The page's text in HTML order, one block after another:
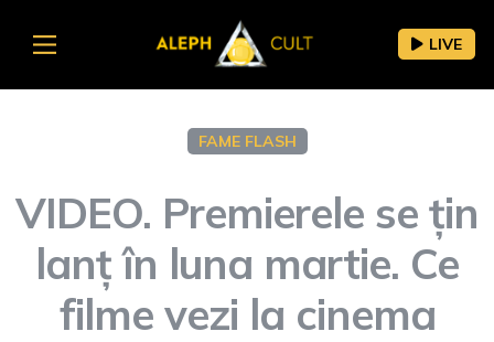
LIVE
FAME FLASH
VIDEO. Premierele se țin
lanț în luna martie. Ce
filme vezi la cinema